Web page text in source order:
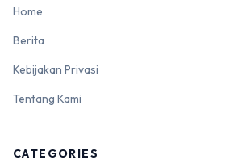
Home
Berita
Kebijakan Privasi
Tentang Kami
CATEGORIES